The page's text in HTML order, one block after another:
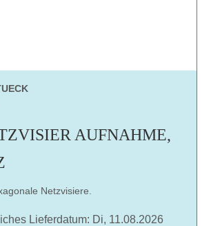
AUFNAHME,
Netzvisiere.
Lieferdatum: Di, 11.08.2026